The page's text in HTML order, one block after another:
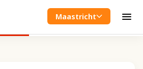
Maastricht